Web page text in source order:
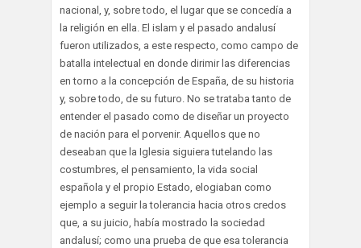
nacional, y, sobre todo, el lugar que se concedía a
la religión en ella. El islam y el pasado andalusí
fueron utilizados, a este respecto, como campo de
batalla intelectual en donde dirimir las diferencias
en torno a la concepción de España, de su historia
y, sobre todo, de su futuro. No se trataba tanto de
entender el pasado como de diseñar un proyecto
de nación para el porvenir. Aquellos que no
deseaban que la Iglesia siguiera tutelando las
costumbres, el pensamiento, la vida social
española y el propio Estado, elogiaban como
ejemplo a seguir la tolerancia hacia otros credos
que, a su juicio, había mostrado la sociedad
andalusí; como una prueba de que esa tolerancia